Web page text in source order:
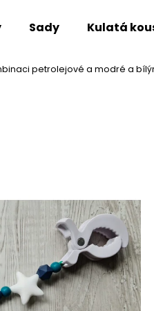
Sady Kulatá
petrolejové a modré a
Co potřebujete